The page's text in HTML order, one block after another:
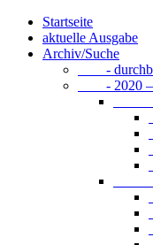
Startseite
aktuelle Ausgabe
Archiv/Suche
-
- 2020 –
-
-